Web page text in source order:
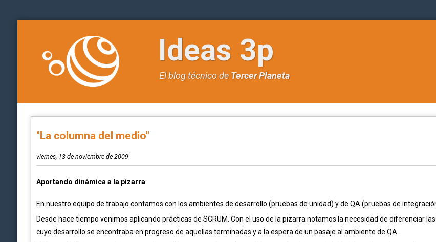
Ideas 3p
El blog técnico deTercer Planeta
"La columna del medio"
viernes, 13 de noviembre de 2009
Aportando dinámica a la pizarra
En nuestro equipo de trabajo contamos con los ambientes de desarrollo (pruebas de unidad) y de QA (pruebas de
Desde hace tiempo venimos aplicando prácticas de SCRUM. Con el uso de la pizarra notamos la necesidad de diferenciar
cuyo desarrollo se encontraba en progreso de aquellas terminadas y a la espera de un pasaje al ambiente de QA.